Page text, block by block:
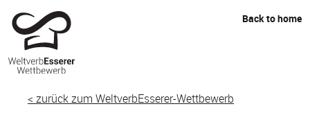
content
Back to home
< zurück zum WeltverbEsserer-Wettbewerb